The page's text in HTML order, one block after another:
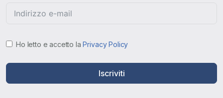
Ho letto e accetto laPrivacy Policy
Iscriviti